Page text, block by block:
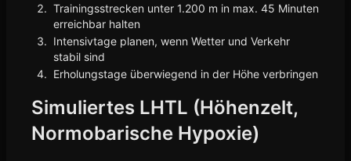
Trainingsstrecken unter 1.200 m in max. 45 Minuten
erreichbar halten
Intensivtage planen, wenn Wetter und Verkehr
stabil sind
Erholungstage überwiegend in der Höhe verbringen
Simuliertes LHTL (Höhenzelt,
Normobarische Hypoxie)